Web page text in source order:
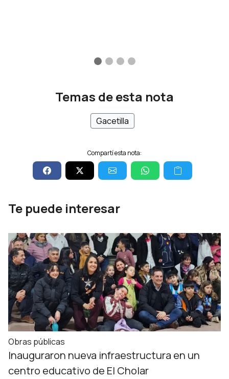
Temas de esta nota
Gacetilla
Compartí esta nota:
Te puede interesar
Obras públicas
Inauguraron nueva infraestructura en un
centro educativo de El Cholar